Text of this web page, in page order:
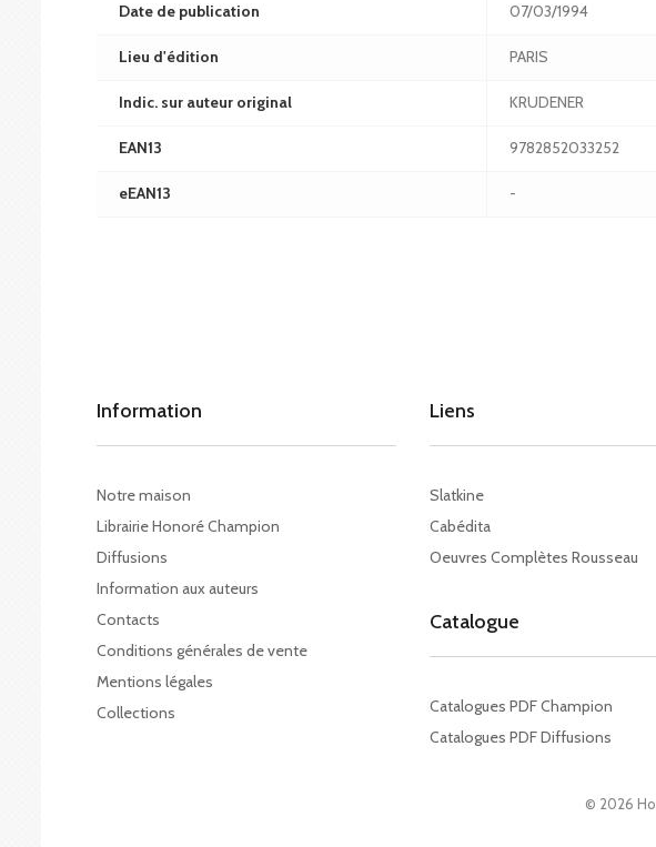
Date de publication 07/03/1994
Lieu d'édition PARIS
Indic. sur auteur original KRUDENER
EAN13 9782852033252
eEAN13 -
Information
Notre maison
Librairie Honoré Champion
Diffusions
Information aux auteurs
Contacts
Conditions générales de vente
Mentions légales
Collections
© 2026
Liens
Slatkine
Cabédita
Oeuvres Complètes Rousseau
Catalogue
Catalogues PDF Champion
Catalogues PDF Diffusions